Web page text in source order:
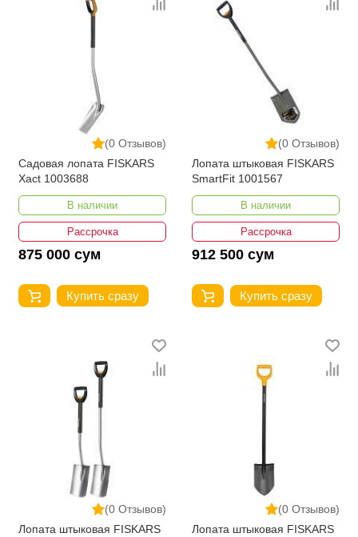
(0 Отзывов)
Садовая лопата FISKARS
Xact 1003688
В наличии
Рассрочка
875 000 сум
Купить сразу
(0 Отзывов)
Лопата штыковая FISKARS
SmartFit 1001567
В наличии
Рассрочка
912 500 сум
Купить сразу
(0 Отзывов)
Лопата штыковая FISKARS
(0 Отзывов)
Лопата штыковая FISKARS